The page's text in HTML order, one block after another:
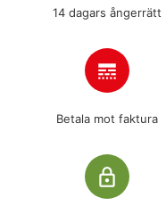
14 dagars ångerrätt
line_style
Betala mot faktura
lock_outline